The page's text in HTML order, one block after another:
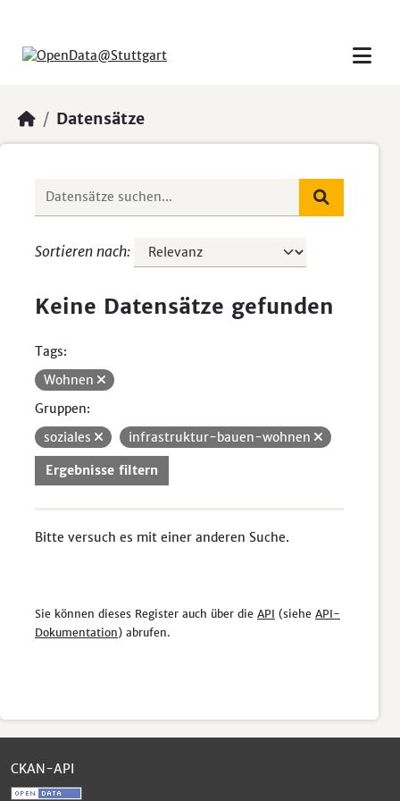
Datensätze
Sortieren nach
Keine Datensätze gefunden
Tags:
Wohnen
Gruppen:
soziales
infrastruktur-bauen-wohnen
Ergebnisse filtern
Bitte versuch es mit einer anderen Suche.
Sie können dieses Register auch über die API (siehe API-
Dokumentation) abrufen.
CKAN-API